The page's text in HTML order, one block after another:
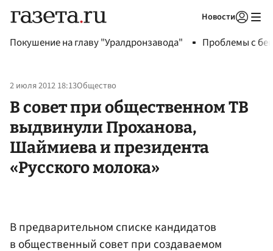
Новости
Покушение на главу "Уралдронзавода" Проблемы с
2 июля 2012 18:13Общество
В совет при общественном ТВ
выдвинули Проханова,
Шаймиева и президента
«Русского молока»
В предварительном списке кандидатов
в общественный совет при создаваемом